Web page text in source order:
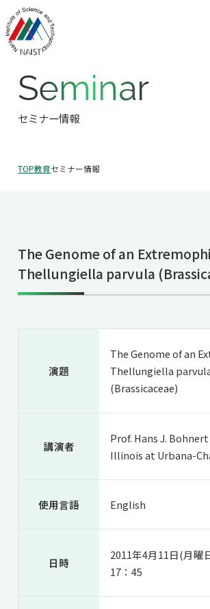
奈良先端科学技術大学院
領域の概要・特色
領域賞の紹介
研究室一覧
教員一覧
NAIST Edge BIO
教育TOP
研究室への配属
5年一貫コースの
国際化教育プログラム
国際バイオゼミナール
海外ラボインターンシップ
国際学生ワークショップ
UCDリトリート
キャリア
就職実績
卒業生の声
就職支援
研究＆授業
保護者の方へ
アクセス
お問い
合わせ
受験生の方へ
教職員の方へ
地
企業・研究者の方へ
Seminar
セミナー情報
TOP教育セミナー情報
The Genome of an
Thellungiella parvula
演題
The Genome of an
Thellungiella
(Brassicaceae)
講演者
Prof. Hans J.
Illinois at Urbana-
使用言語 English
日時
2011年4月11日(月曜
17：45